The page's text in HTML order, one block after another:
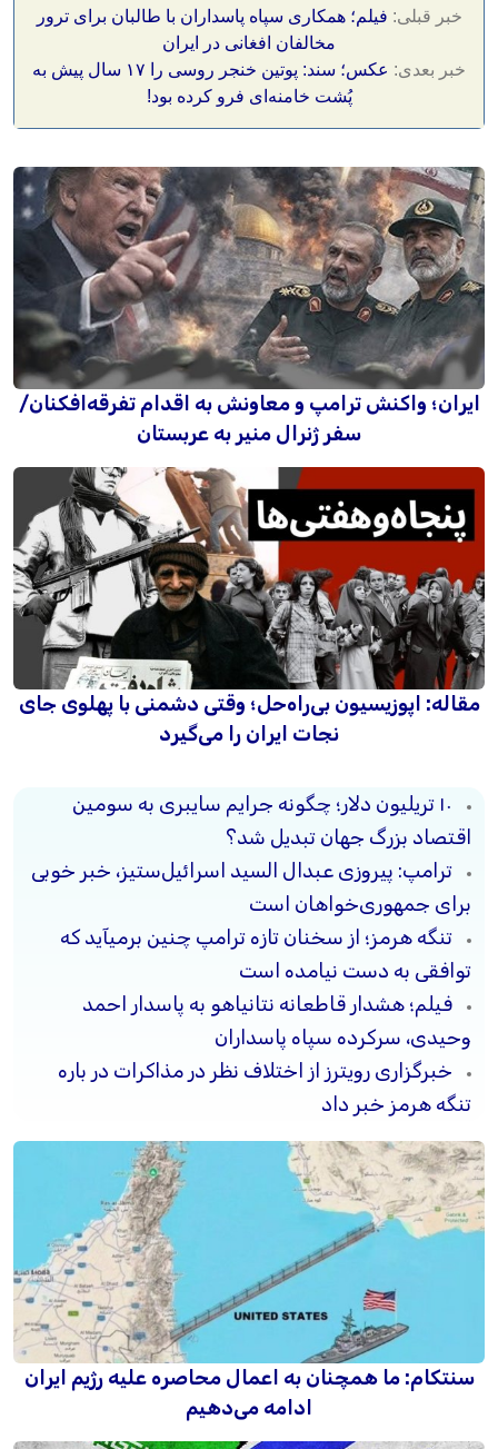
خبر قبلی: فیلم؛ همکاری سپاه پاسداران با طالبان برای ترور
مخالفان افغانی در ایران
خبر بعدی:
عکس؛ سند: پوتین خنجر روسی را ۱۷ سال پیش به
پُشت خامنه‌ای فرو کرده بود!
ایران؛ واکنش ترامپ و معاونش به اقدام تفرقه‌افکنان/
سفر ژنرال منیر به عربستان
مقاله: اپوزیسیون بی‌راه‌حل؛ وقتی دشمنی با پهلوی جای
نجات ایران را می‌گیرد
۱۰ تریلیون دلار؛ چگونه جرایم سایبری به سومین
اقتصاد بزرگ جهان تبدیل شد؟
ترامپ: پیروزی عبدال السید اسرائیل‌ستیز، خبر خوبی
برای جمهوری‌خواهان است
تنگه هرمز؛ از سخنان تازه ترامپ چنین برمیآید که
توافقی به دست نیامده است
فیلم؛ هشدار قاطعانه نتانیاهو به پاسدار احمد
وحیدی، سرکرده سپاه پاسداران
خبرگزاری رویترز از اختلاف نظر در مذاکرات در باره
تنگه هرمز خبر داد
سنتکام: ما همچنان به اعمال محاصره علیه رژیم ایران
ادامه می‌دهیم